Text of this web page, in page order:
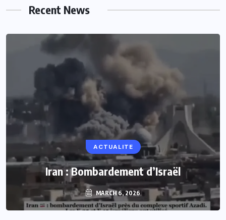
Recent News
ACTUALITE
Iran : Bombardement d’Israël
MARCH 6, 2026